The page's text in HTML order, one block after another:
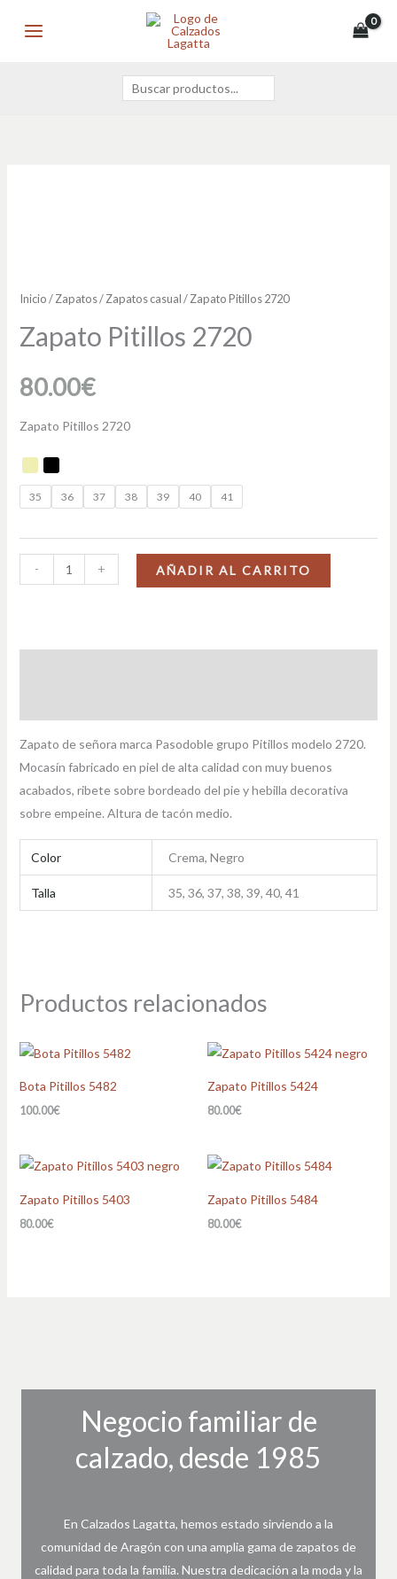
Buscar
Inicio/Zapatos/Zapatos casual/ Zapato Pitillos 2720
Zapato Pitillos 2720
80.00€
Zapato Pitillos 2720
35 36 37 38 39 40 41
- + AÑADIR AL CARRITO
Zapato de señora marca Pasodoble grupo Pitillos modelo 2720.
Mocasín fabricado en piel de alta calidad con muy buenos
acabados, ribete sobre bordeado del pie y hebilla decorativa
sobre empeine. Altura de tacón medio.
Color Crema, Negro
Talla 35, 36, 37, 38, 39, 40, 41
Productos relacionados
Bota Pitillos 5482
100.00€
Zapato Pitillos 5424
80.00€
Zapato Pitillos 5403
80.00€
Zapato Pitillos 5484
80.00€
Negocio familiar de
calzado, desde 1985
En Calzados Lagatta, hemos estado sirviendo a la
comunidad de Aragón con una amplia gama de zapatos de
calidad para toda la familia. Nuestra dedicación a la moda y la